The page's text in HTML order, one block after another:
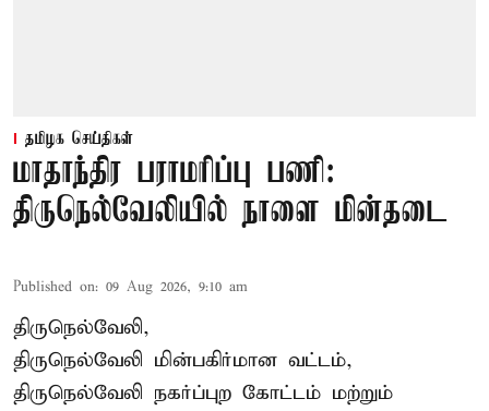
தமிழக செய்திகள்
மாதாந்திர பராமரிப்பு பணி:
திருநெல்வேலியில் நாளை மின்தடை
Published on: 09 Aug 2026, 9:10 am
திருநெல்வேலி,
திருநெல்வேலி மின்பகிர்மான வட்டம்,
திருநெல்வேலி நகர்ப்புற கோட்டம் மற்றும்